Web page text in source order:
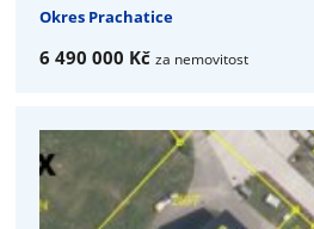
Okres Prachatice
6 490 000 Kč za nemovitost